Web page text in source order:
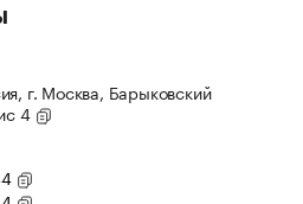
г. Москва, Барыковский
4